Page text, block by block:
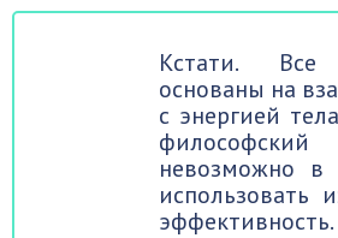
Кстати. Все
основаны на
с энергией
невозможно в
использовать
эффективность.